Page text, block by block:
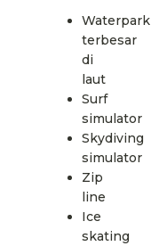
Waterpark
terbesar
di
laut
Surf
simulator
Skydiving
simulator
Zip
line
Ice
skating